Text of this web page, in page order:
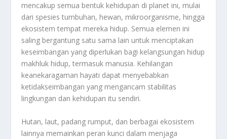
mencakup semua bentuk kehidupan di planet ini, mulai
dari spesies tumbuhan, hewan, mikroorganisme, hingga
ekosistem tempat mereka hidup. Semua elemen ini
saling bergantung satu sama lain untuk menciptakan
keseimbangan yang diperlukan bagi kelangsungan hidup
makhluk hidup, termasuk manusia. Kehilangan
keanekaragaman hayati dapat menyebabkan
ketidakseimbangan yang mengancam stabilitas
lingkungan dan kehidupan itu sendiri.
Hutan, laut, padang rumput, dan berbagai ekosistem
lainnya memainkan peran kunci dalam menjaga